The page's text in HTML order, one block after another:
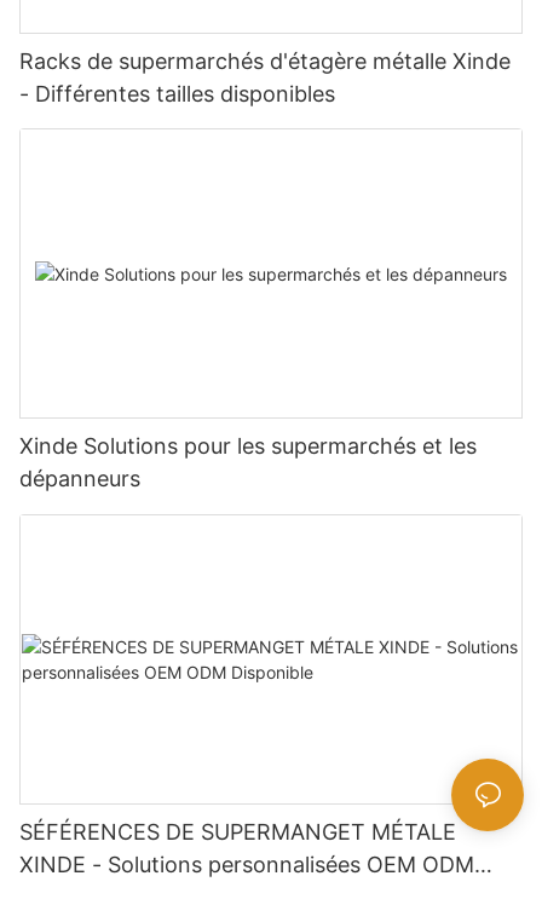
Racks de supermarchés d'étagère métalle Xinde
- Différentes tailles disponibles
Xinde Solutions pour les supermarchés et les
dépanneurs
SÉFÉRENCES DE SUPERMANGET MÉTALE
XINDE - Solutions personnalisées OEM ODM